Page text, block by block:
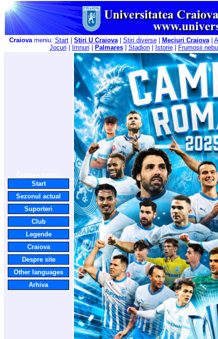
Craiovameniu: Start| Stiri U Craiova| Stiri diverse| Meciuri Craiova|
Jocuri
Imnuri Palmares| Stadion| Istorie| Frumosii
Start
Sezonul actual
Suporteri
Club
Legende
Craiova
Despre site
Other languages
Arhiva